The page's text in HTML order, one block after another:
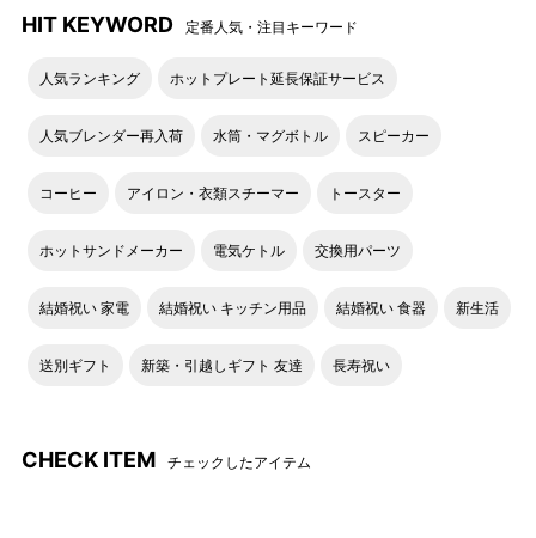
正面
HIT KEYWORD 定番人気・注目キーワード
人気ランキング ホットプレート延長保証サービス
人気ブレンダー再入荷 水筒・マグボトル スピーカー
コーヒー アイロン・衣類スチーマー トースター
ホットサンドメーカー 電気ケトル 交換用パーツ
結婚祝い 家電 結婚祝い キッチン用品 結婚祝い 食器 新生活
送別ギフト 新築・引越しギフト 友達 長寿祝い
CHECK ITEM チェックしたアイテム